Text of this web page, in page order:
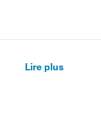
Lire plus